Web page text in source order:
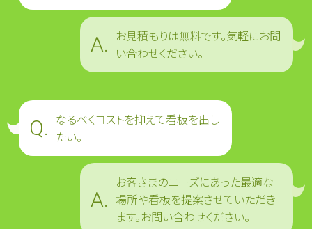
お見積もりは無料です。気軽にお問
い合わせください。
なるべくコストを抑えて看板を出し
たい。
お客さまのニーズにあった最適な
場所や看板を提案させていただき
ます。お問い合わせください。